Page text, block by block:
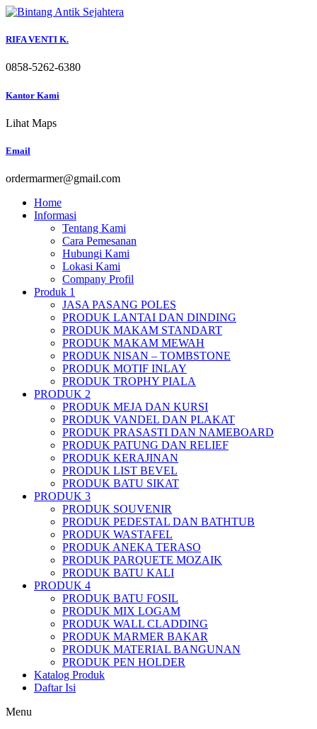
Skip
content
RIFA VENTI K.
0858-5262-6380
Kantor Kami
Lihat Maps
Email
ordermarmer@gmail.com
Home
Informasi
Tentang Kami
Cara Pemesanan
Hubungi Kami
Lokasi Kami
Company Profil
Produk 1
JASA PASANG POLES
PRODUK LANTAI DAN DINDING
PRODUK MAKAM STANDART
PRODUK MAKAM MEWAH
PRODUK NISAN – TOMBSTONE
PRODUK MOTIF INLAY
PRODUK TROPHY PIALA
PRODUK 2
PRODUK MEJA DAN KURSI
PRODUK VANDEL DAN PLAKAT
PRODUK PRASASTI DAN NAMEBOARD
PRODUK PATUNG DAN RELIEF
PRODUK KERAJINAN
PRODUK LIST BEVEL
PRODUK BATU SIKAT
PRODUK 3
PRODUK SOUVENIR
PRODUK PEDESTAL DAN BATHTUB
PRODUK WASTAFEL
PRODUK ANEKA TERASO
PRODUK PARQUETE MOZAIK
PRODUK BATU KALI
PRODUK 4
PRODUK BATU FOSIL
PRODUK MIX LOGAM
PRODUK WALL CLADDING
PRODUK MARMER BAKAR
PRODUK MATERIAL BANGUNAN
PRODUK PEN HOLDER
Katalog Produk
Daftar Isi
Menu